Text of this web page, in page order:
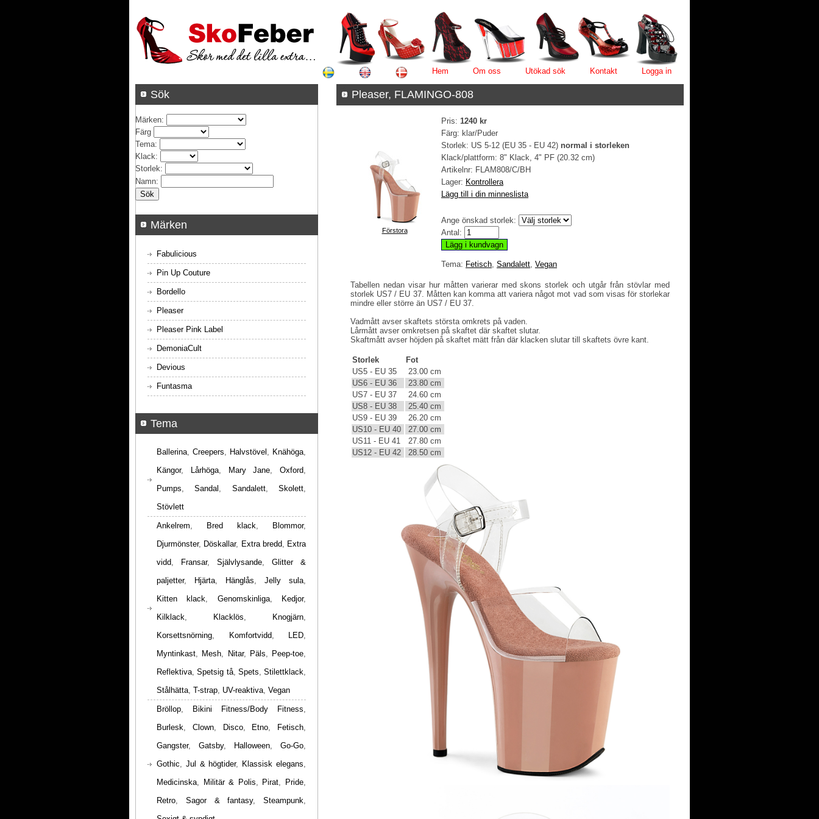
Hem Om oss Utökad sök Kontakt Logga in
Pleaser, FLAMINGO-808
Förstora
Pris: 1240 kr
Färg: klar/Puder
Storlek: US 5-12 (EU 35 - EU 42) normal i storleken
Klack/plattform: 8" Klack, 4" PF (20.32 cm)
Artikelnr: FLAM808/C/BH
Lager: Kontrollera
Lägg till i din minneslista
Ange önskad storlek:
Antal:
Tema: Fetisch, Sandalett, Vegan
Tabellen nedan visar hur måtten varierar med skons storlek och utgår från stövlar med
storlek US7 / EU 37. Måtten kan komma att variera något mot vad som visas för storlekar
mindre eller större än US7 / EU 37.
Vadmått avser skaftets största omkrets på vaden.
Lårmått avser omkretsen på skaftet där skaftet slutar.
Skaftmått avser höjden på skaftet mätt från där klacken slutar till skaftets övre kant.
Storlek
Fot
US5 - EU 35
23.00 cm
US6 - EU 36
23.80 cm
US7 - EU 37
24.60 cm
US8 - EU 38
25.40 cm
US9 - EU 39
26.20 cm
US10 - EU 40
27.00 cm
US11 - EU 41
27.80 cm
US12 - EU 42
28.50 cm
Sök
Märken:
Färg
Tema:
Klack:
Storlek:
Namn:
Märken
Fabulicious
Pin Up Couture
Bordello
Pleaser
Pleaser Pink Label
DemoniaCult
Devious
Funtasma
Tema
Ballerina, Creepers, Halvstövel , Knähöga,
Kängor, Lårhöga, Mary Jane, Oxford,
Pumps,Sandal , Sandalett,Skolett,
Stövlett
Ankelrem, Bred klack, Blommor,
Djurmönster, Döskallar, Extra bredd, Extra
vidd, Fransar, Självlysande, Glitter &
paljetter, Hjärta, Hänglås, Jelly sula,
Kitten klack, Genomskinliga, Kedjor,
Kilklack, Klacklös, Knogjärn,
Korsettsnörning, Komfortvidd, LED,
Myntinkast, Mesh, Nitar, Päls, Peep-toe,
Reflektiva,Spetsig tå, Spets, Stilettklack,
Stålhätta, T-strap, UV-reaktiva, Vegan
Bröllop, Bikini Fitness/Body Fitness,
Burlesk, Clown, Disco, Etno, Fetisch,
Gangster, Gatsby, Halloween, Go-Go,
Gothic, Jul & högtider, Klassisk elegans,
Medicinska, Militär & Polis, Pirat, Pride,
Retro, Sagor & fantasy, Steampunk,